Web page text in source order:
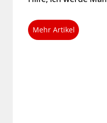
Mehr Artikel